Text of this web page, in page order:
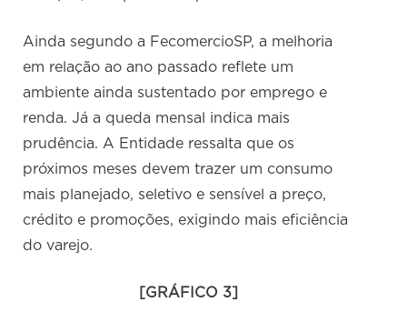
Ainda segundo a FecomercioSP, a melhoria
em relação ao ano passado reflete um
ambiente ainda sustentado por emprego e
renda. Já a queda mensal indica mais
prudência. A Entidade ressalta que os
próximos meses devem trazer um consumo
mais planejado, seletivo e sensível a preço,
crédito e promoções, exigindo mais eficiência
do varejo.
[GRÁFICO 3]